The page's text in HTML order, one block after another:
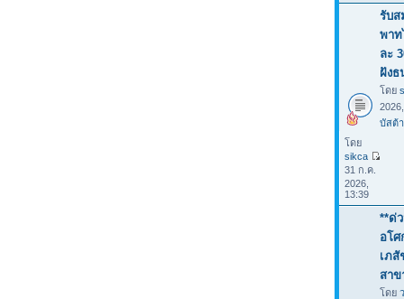
รับส
พาท
ละ
ฝังธ
โดย
บัสต้า
โดย
sikca
31 ก.ค.
2026,
13:39
**ด่
อโ
เภสั
สาข
โดย